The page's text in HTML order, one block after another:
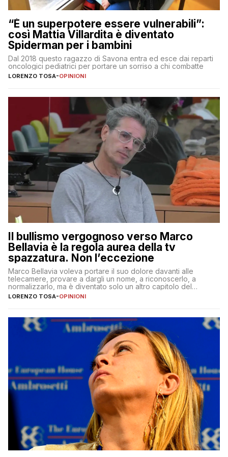
“È un superpotere essere vulnerabili”:
così Mattia Villardita è diventato
Spiderman per i bambini
Dal 2018 questo ragazzo di Savona entra ed esce dai reparti
oncologici pediatrici per portare un sorriso a chi combatte
LORENZO TOSA-OPINIONI
Il bullismo vergognoso verso Marco
Bellavia è la regola aurea della tv
spazzatura. Non l’eccezione
Marco Bellavia voleva portare il suo dolore davanti alle
telecamere, provare a dargli un nome, a riconoscerlo, a
normalizzarlo, ma è diventato solo un altro capitolo del
copione
LORENZO TOSA-OPINIONI